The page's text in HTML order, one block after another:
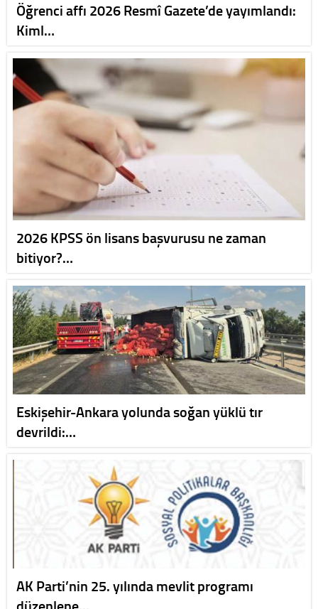
Öğrenci affı 2026 Resmî Gazete’de yayımlandı:
Kiml…
2026 KPSS ön lisans başvurusu ne zaman
bitiyor?…
Eskişehir-Ankara yolunda soğan yüklü tır
devrildi:…
AK Parti’nin 25. yılında mevlit programı